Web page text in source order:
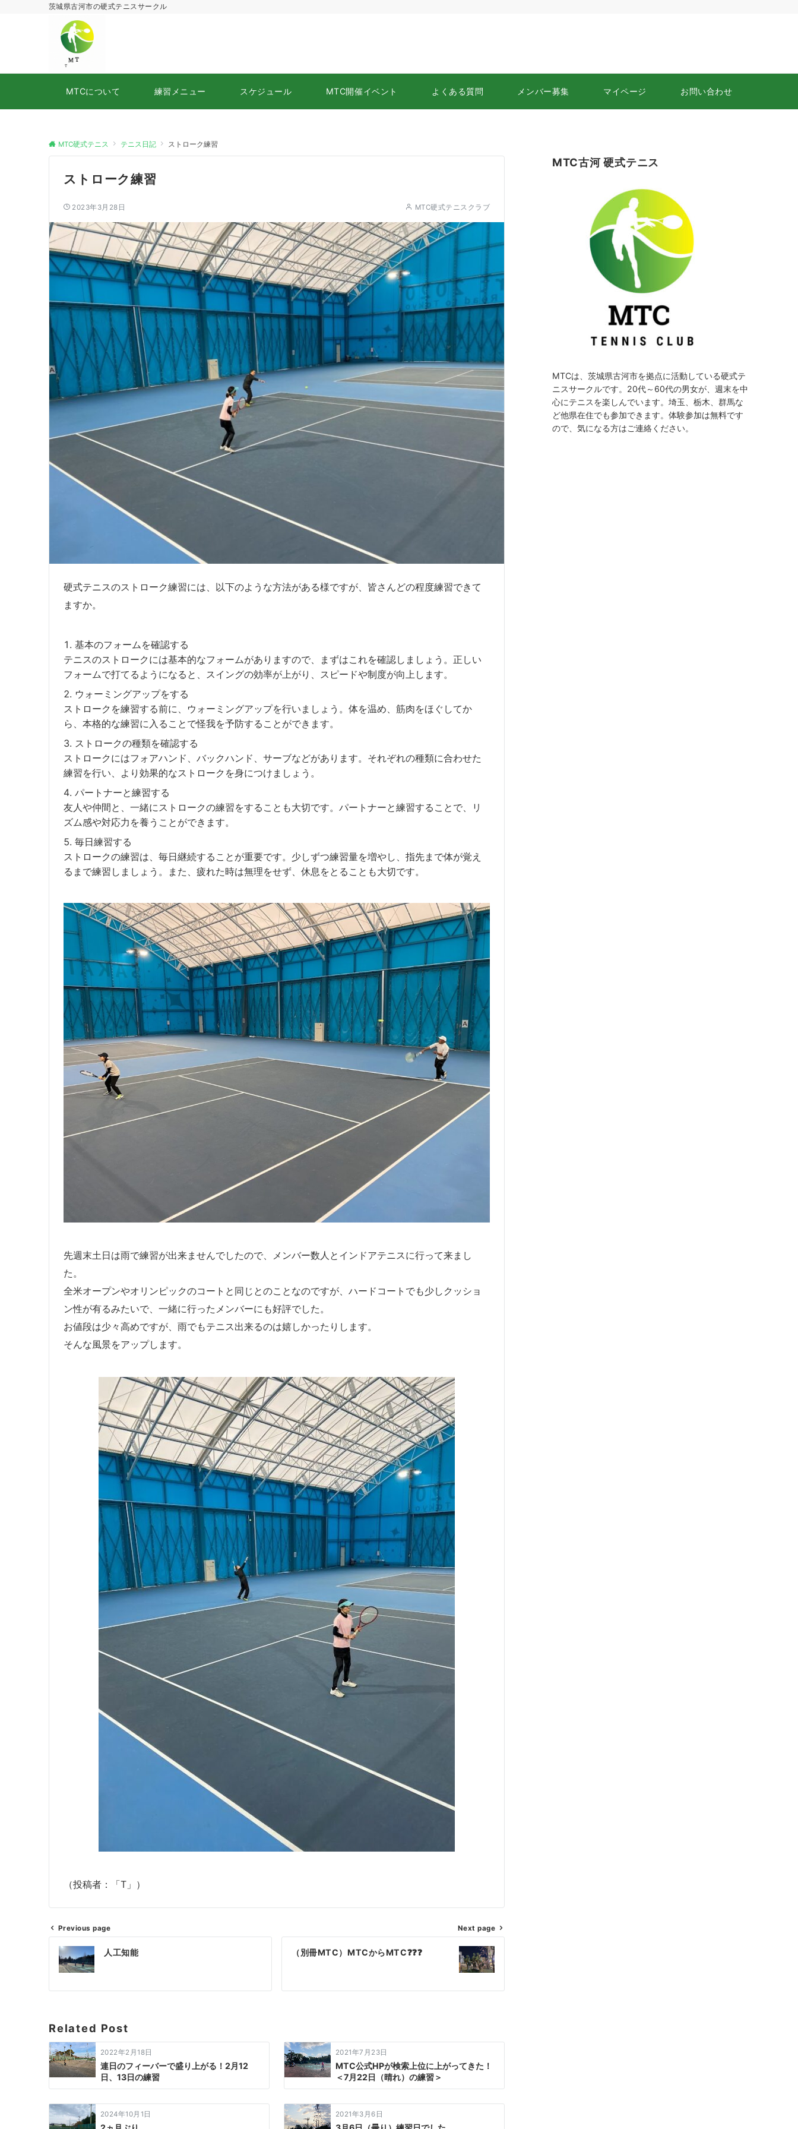
茨城県古河市の硬式テニスサークル
MTCについて 練習メニュー スケジュール MTC開催イベント よくある質問 メンバー募集 マイページ お問い合わせ
MTC硬式テニス テニス日記 ストローク練習
ストローク練習
2023年3月28日 MTC硬式テニスクラブ
硬式テニスのストローク練習には、以下のような方法がある様ですが、皆さんどの程度練習できて
ますか。
基本のフォームを確認する
テニスのストロークには基本的なフォームがありますので、まずはこれを確認しましょう。正しい
フォームで打てるようになると、スイングの効率が上がり、スピードや制度が向上します。
ウォーミングアップをする
ストロークを練習する前に、ウォーミングアップを行いましょう。体を温め、筋肉をほぐしてか
ら、本格的な練習に入ることで怪我を予防することができます。
ストロークの種類を確認する
ストロークにはフォアハンド、バックハンド、サーブなどがあります。それぞれの種類に合わせた
練習を行い、より効果的なストロークを身につけましょう。
パートナーと練習する
友人や仲間と、一緒にストロークの練習をすることも大切です。パートナーと練習することで、リ
ズム感や対応力を養うことができます。
毎日練習する
ストロークの練習は、毎日継続することが重要です。少しずつ練習量を増やし、指先まで体が覚え
るまで練習しましょう。また、疲れた時は無理をせず、休息をとることも大切です。
先週末土日は雨で練習が出来ませんでしたので、メンバー数人とインドアテニスに行って来まし
た。
全米オープンやオリンピックのコートと同じとのことなのですが、ハードコートでも少しクッショ
ン性が有るみたいで、一緒に行ったメンバーにも好評でした。
お値段は少々高めですが、雨でもテニス出来るのは嬉しかったりします。
そんな風景をアップします。
（投稿者：「T」）
投
稿
ゲ
ー
シ
ョ
ン
Previous page
人工知能
Next page
（別冊MTC）MTCからMTC❓❓❓
Related Post
2022年2月18日
連日のフィーバーで盛り上がる！2月12
日、13日の練習
2021年7月23日
MTC公式HPが検索上位に上がってきた！
＜7月22日（晴れ）の練習＞
2024年10月1日 2021年3月6日
MTC古河 硬式テニス
MTCは、茨城県古河市を拠点に活動している硬式テ
ニスサークルです。20代～60代の男女が、週末を中
心にテニスを楽しんでいます。埼玉、栃木、群馬な
ど他県在住でも参加できます。体験参加は無料です
ので、気になる方はご連絡ください。